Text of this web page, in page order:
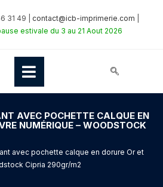
31 49 | contact@icb-imprimerie.com
estivale du 3 au 21 Aout 2026
AVEC POCHETTE CALQUE EN
NUMÉRIQUE – WOODSTOCK
avec pochette calque en dorure Or et
Cipria 290gr/m2